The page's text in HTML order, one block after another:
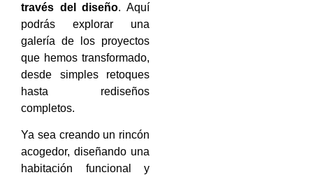
través del diseño. Aquí
podrás explorar una
galería de los proyectos
que hemos transformado,
desde simples retoques
hasta rediseños
completos.
Ya sea creando un rincón
acogedor, diseñando una
habitación funcional y